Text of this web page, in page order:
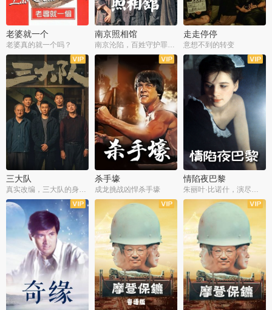
老婆就一个
老婆真的就一个吗？
南京照相馆
南京沦陷，百姓守护罪证底片
走走停停
意想不到的转变
三大队 杀手壕
成龙挑战凶悍杀手壕
情陷夜巴黎